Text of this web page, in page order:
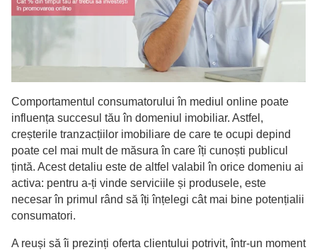
Comportamentul consumatorului în mediul online poate
influența succesul tău în domeniul imobiliar. Astfel,
creșterile tranzacțiilor imobiliare de care te ocupi depind
poate cel mai mult de măsura în care îți cunoști publicul
țintă. Acest detaliu este de altfel valabil în orice domeniu ai
activa: pentru a-ți vinde serviciile și produsele, este
necesar în primul rând să îți înțelegi cât mai bine potențialii
consumatori.
A reuși să îi prezinți oferta clientului potrivit, într-un moment